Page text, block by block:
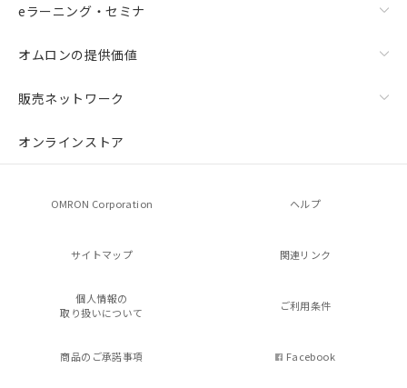
eラーニング・セミナ
オムロンの提供価値
販売ネットワーク
オンラインストア
OMRON Corporation ヘルプ
サイトマップ 関連リンク
個人情報の
取り扱いについて
ご利用条件
商品のご承諾事項 Facebook